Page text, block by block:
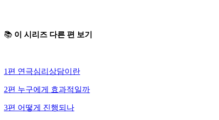
📚 이 시리즈 다른 편 보기
1편 연극심리상담이란
2편 누구에게 효과적일까
3편 어떻게 진행되나